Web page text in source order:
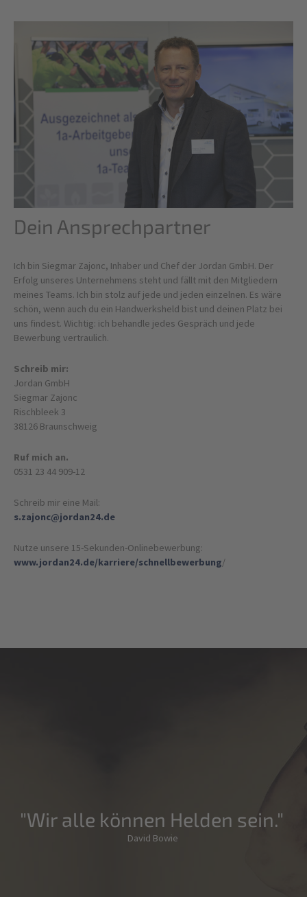
Dein Ansprechpartner
Ich bin Siegmar Zajonc, Inhaber und Chef der Jordan GmbH. Der
Erfolg unseres Unternehmens steht und fällt mit den Mitgliedern
meines Teams. Ich bin stolz auf jede und jeden einzelnen. Es wäre
schön, wenn auch du ein Handwerksheld bist und deinen Platz bei
uns findest. Wichtig: ich behandle jedes Gespräch und jede
Bewerbung vertraulich.
Schreib mir:
Jordan GmbH
Siegmar Zajonc
Rischbleek 3
38126 Braunschweig
Ruf mich an.
0531 23 44 909-12
Schreib mir eine Mail:
s.zajonc@jordan24.de
Nutze unsere 15-Sekunden-Onlinebewerbung:
www.jordan24.de/karriere/schnellbewerbung/
"Wir alle können Helden sein."
David Bowie